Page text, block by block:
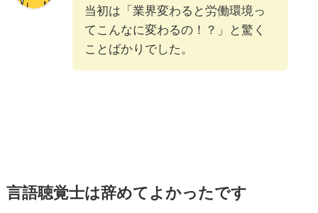
当初は「業界変わると労働環境っ
てこんなに変わるの！？」と驚く
ことばかりでした。
言語聴覚士は辞めてよかったです